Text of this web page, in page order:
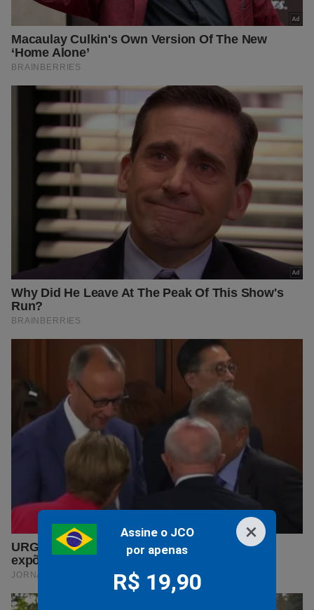
×
Assine o JCO
por apenas
R$ 19,90